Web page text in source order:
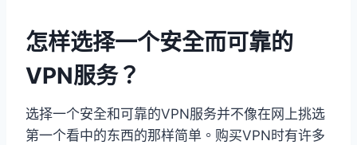
怎样选择一个安全而可靠的
VPN服务？
选择一个安全和可靠的VPN服务并不像在网上挑选
第一个看中的东西的那样简单。购买VPN时有许多